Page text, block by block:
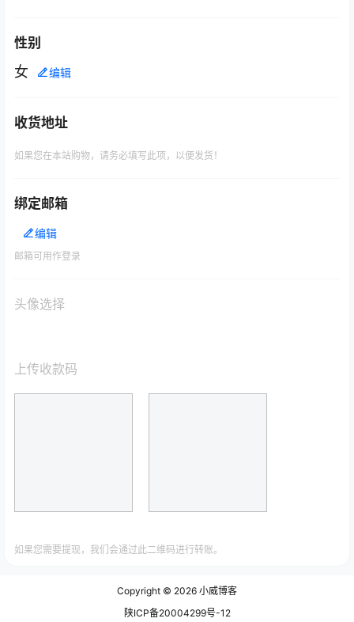
性别
女 编辑
收货地址
如果您在本站购物，请务必填写此项，以便发货！
绑定邮箱
编辑
邮箱可用作登录
头像选择
上传收款码
如果您需要提现，我们会通过此二维码进行转账。
Copyright © 2026 小威博客
陕ICP备20004299号-12